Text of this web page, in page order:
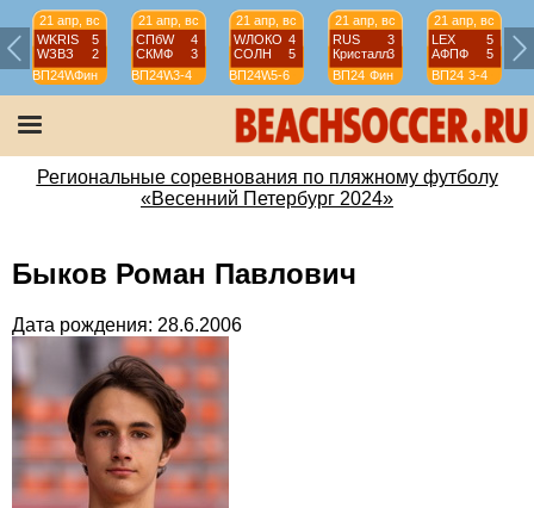
21 апр, вс
WKRIS
5
WЗВЗ
2
ВП24WФин
21 апр, вс
СПбW
4
СКМФ
3
ВП24W3-4
21 апр, вс
WЛОКО 4
СОЛН
5
ВП24W5-6
21 апр, вс
RUS
3
Кристалл3
ВП24 Фин
21 апр, вс
LEX
5
АФПФ
5
ВП24 3-4
Региональные соревнования по пляжному футболу
«Весенний Петербург 2024»
Быков Роман Павлович
Дата рождения: 28.6.2006